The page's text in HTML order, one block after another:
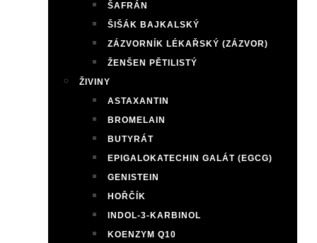
ŠAFRÁN
ŠIŠÁK BAJKALSKÝ
ZÁZVORNÍK LÉKAŘSKÝ (ZÁZVOR)
ŽENŠEN PĚTILISTÝ
ŽIVINY
ASTAXANTIN
BROMELAIN
BUTYRÁT
EPIGALOKATECHIN GALÁT (EGCG)
GENISTEIN
HOŘČÍK
INDOL-3-KARBINOL
KOENZYM Q10